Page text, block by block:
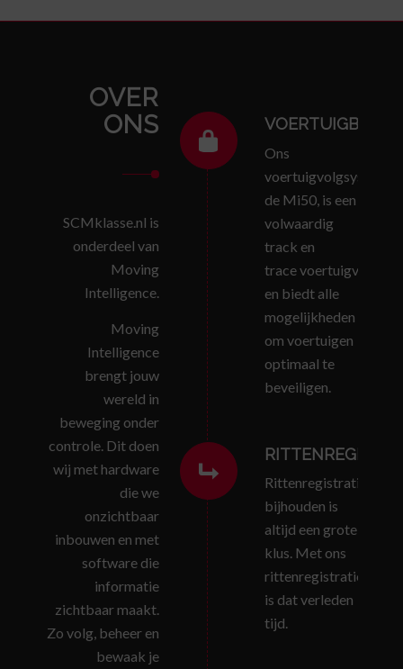
OVER
ONS
SCMklasse.nl is
onderdeel van
Moving
Intelligence.
Moving
Intelligence
brengt jouw
wereld in
beweging onder
controle. Dit doen
wij met hardware
die we
onzichtbaar
inbouwen en met
software die
informatie
zichtbaar maakt.
Zo volg, beheer en
bewaak je
Ons
voertuigvolgsysteem,
de Mi50, is een
volwaardig
track en
trace
en biedt alle
mogelijkheden
om voertuigen
optimaal te
beveiligen.
Rittenregistratie
bijhouden is
altijd een grote
klus. Met ons
is dat verleden
tijd.